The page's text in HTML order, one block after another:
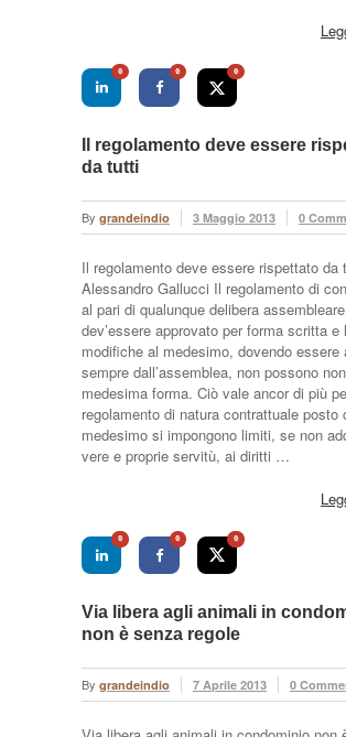
0 0 0
Il regolamento deve essere
da tutti
By grandeindio 3 Maggio 2013 0
Il regolamento deve essere rispettato da
Alessandro Gallucci Il regolamento di
al pari di qualunque delibera
dev’essere approvato per forma scritta e
modifiche al medesimo, dovendo essere
sempre dall’assemblea, non possono
medesima forma. Ciò vale ancor di più
regolamento di natura contrattuale posto
medesimo si impongono limiti, se non
vere e proprie servitù, ai diritti …
0 0 0
Via libera agli animali in
non è senza regole
By grandeindio 7 Aprile 2013 0